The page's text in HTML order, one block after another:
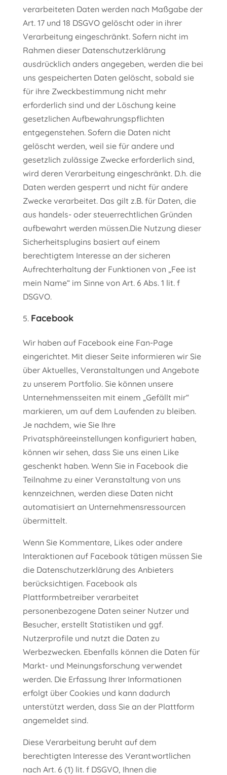
verarbeiteten Daten werden nach Maßgabe der
Art. 17 und 18 DSGVO gelöscht oder in ihrer
Verarbeitung eingeschränkt. Sofern nicht im
Rahmen dieser Datenschutzerklärung
ausdrücklich anders angegeben, werden die bei
uns gespeicherten Daten gelöscht, sobald sie
für ihre Zweckbestimmung nicht mehr
erforderlich sind und der Löschung keine
gesetzlichen Aufbewahrungspflichten
entgegenstehen. Sofern die Daten nicht
gelöscht werden, weil sie für andere und
gesetzlich zulässige Zwecke erforderlich sind,
wird deren Verarbeitung eingeschränkt. D.h. die
Daten werden gesperrt und nicht für andere
Zwecke verarbeitet. Das gilt z.B. für Daten, die
aus handels- oder steuerrechtlichen Gründen
aufbewahrt werden müssen.Die Nutzung dieser
Sicherheitsplugins basiert auf einem
berechtigtem Interesse an der sicheren
Aufrechterhaltung der Funktionen von „Fee ist
mein Name“ im Sinne von Art. 6 Abs. 1 lit. f
DSGVO.
Facebook
Wir haben auf Facebook eine Fan-Page
eingerichtet. Mit dieser Seite informieren wir Sie
über Aktuelles, Veranstaltungen und Angebote
zu unserem Portfolio. Sie können unsere
Unternehmensseiten mit einem „Gefällt mir“
markieren, um auf dem Laufenden zu bleiben.
Je nachdem, wie Sie Ihre
Privatsphäreeinstellungen konfiguriert haben,
können wir sehen, dass Sie uns einen Like
geschenkt haben. Wenn Sie in Facebook die
Teilnahme zu einer Veranstaltung von uns
kennzeichnen, werden diese Daten nicht
automatisiert an Unternehmensressourcen
übermittelt.
Wenn Sie Kommentare, Likes oder andere
Interaktionen auf Facebook tätigen müssen Sie
die Datenschutzerklärung des Anbieters
berücksichtigen. Facebook als
Plattformbetreiber verarbeitet
personenbezogene Daten seiner Nutzer und
Besucher, erstellt Statistiken und ggf.
Nutzerprofile und nutzt die Daten zu
Werbezwecken. Ebenfalls können die Daten für
Markt- und Meinungsforschung verwendet
werden. Die Erfassung Ihrer Informationen
erfolgt über Cookies und kann dadurch
unterstützt werden, dass Sie an der Plattform
angemeldet sind.
Diese Verarbeitung beruht auf dem
berechtigten Interesse des Verantwortlichen
nach Art. 6 (1) lit. f DSGVO, Ihnen die